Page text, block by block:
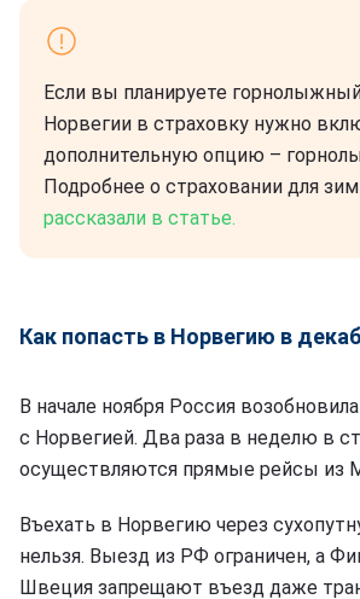
Если вы планируете
Норвегии в страховку нужно
дополнительную опцию –
Подробнее о страховании для
рассказали в статье.
Как попасть в Норвегию в
В начале ноября Россия
с Норвегией. Два раза в неделю в
осуществляются прямые рейсы из
Въехать в Норвегию через
нельзя. Выезд из РФ ограничен, а
Швеция запрещают въезд даже